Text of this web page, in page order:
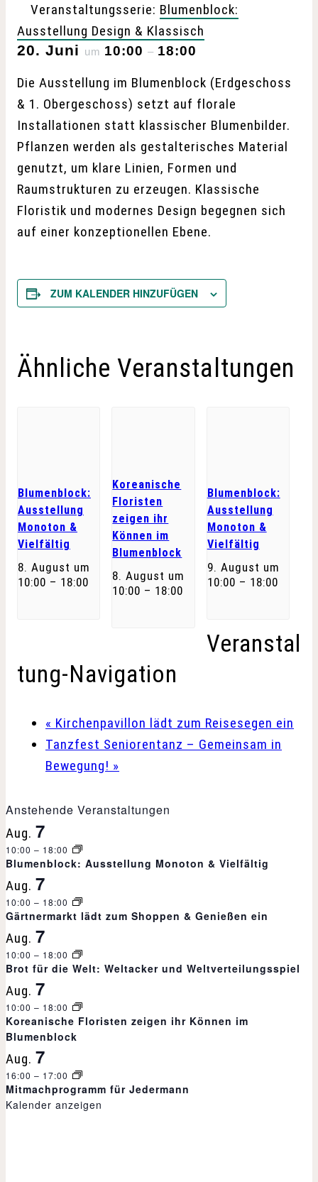
Veranstaltungsserie: Blumenblock:
Ausstellung Design & Klassisch
20. Juni um 10:00 – 18:00
Die Ausstellung im Blumenblock (Erdgeschoss
& 1. Obergeschoss) setzt auf florale
Installationen statt klassischer Blumenbilder.
Pflanzen werden als gestalterisches Material
genutzt, um klare Linien, Formen und
Raumstrukturen zu erzeugen. Klassische
Floristik und modernes Design begegnen sich
auf einer konzeptionellen Ebene.
ZUM KALENDER HINZUFÜGEN
Ähnliche Veranstaltungen
Blumenblock:
Ausstellung
Monoton &
Vielfältig
8. August um
10:00 – 18:00
Koreanische
Floristen
zeigen ihr
Können im
Blumenblock
8. August um
10:00 – 18:00
Blumenblock:
Ausstellung
Monoton &
Vielfältig
9. August um
10:00 – 18:00
Veranstal
tung-Navigation
« Kirchenpavillon lädt zum Reisesegen ein
Tanzfest Seniorentanz – Gemeinsam in
Bewegung! »
Anstehende Veranstaltungen
Aug. 7
10:00 – 18:00
Blumenblock: Ausstellung Monoton & Vielfältig
Aug. 7
10:00 – 18:00
Gärtnermarkt lädt zum Shoppen & Genießen ein
Aug. 7
10:00 – 18:00
Brot für die Welt: Weltacker und Weltverteilungsspiel
Aug. 7
10:00 – 18:00
Koreanische Floristen zeigen ihr Können im
Blumenblock
Aug. 7
16:00 – 17:00
Mitmachprogramm für Jedermann
Kalender anzeigen